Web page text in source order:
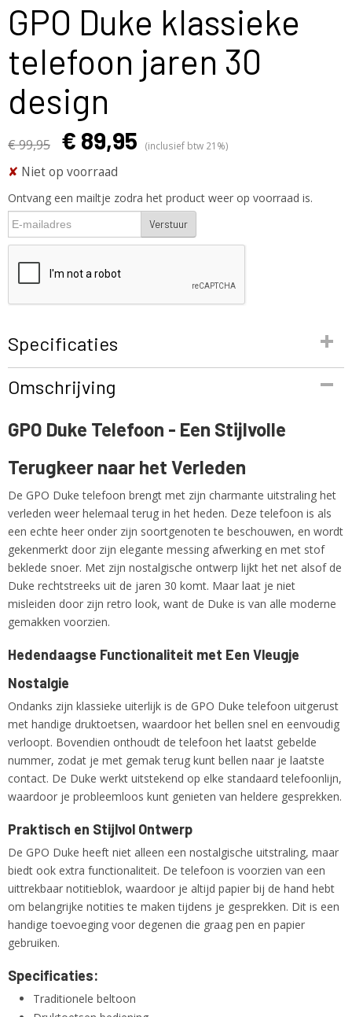
GPO Duke klassieke
telefoon jaren 30
design
€ 99,95 € 89,95 (inclusief btw 21%)
✘ Niet op voorraad
Ontvang een mailtje zodra het product weer op voorraad is.
Verstuur
Specificaties
1938SPUSHDUKE
5060203260316
1938SPUSHDUKE
Netto gewicht
1,00 Kg
Omschrijving
GPO Duke Telefoon - Een Stijlvolle
Terugkeer naar het Verleden
De GPO Duke telefoon brengt met zijn charmante uitstraling het
verleden weer helemaal terug in het heden. Deze telefoon is als
een echte heer onder zijn soortgenoten te beschouwen, en wordt
gekenmerkt door zijn elegante messing afwerking en met stof
beklede snoer. Met zijn nostalgische ontwerp lijkt het net alsof de
Duke rechtstreeks uit de jaren 30 komt. Maar laat je niet
misleiden door zijn retro look, want de Duke is van alle moderne
gemakken voorzien.
Hedendaagse Functionaliteit met Een Vleugje
Nostalgie
Ondanks zijn klassieke uiterlijk is de GPO Duke telefoon uitgerust
met handige druktoetsen, waardoor het bellen snel en eenvoudig
verloopt. Bovendien onthoudt de telefoon het laatst gebelde
nummer, zodat je met gemak terug kunt bellen naar je laatste
contact. De Duke werkt uitstekend op elke standaard telefoonlijn,
waardoor je probleemloos kunt genieten van heldere gesprekken.
Praktisch en Stijlvol Ontwerp
De GPO Duke heeft niet alleen een nostalgische uitstraling, maar
biedt ook extra functionaliteit. De telefoon is voorzien van een
uittrekbaar notitieblok, waardoor je altijd papier bij de hand hebt
om belangrijke notities te maken tijdens je gesprekken. Dit is een
handige toevoeging voor degenen die graag pen en papier
gebruiken.
Specificaties:
Traditionele beltoon